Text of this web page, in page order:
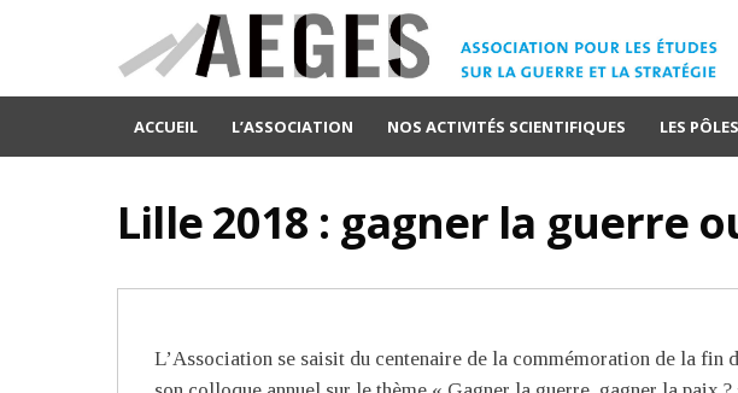
ACCUEIL L’ASSOCIATION NOS ACTIVITÉS SCIENTIFIQUES LES
Lille 2018 : gagner la guerre
L’Association se saisit du centenaire de la commémoration de la fin